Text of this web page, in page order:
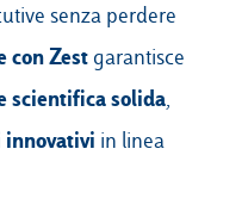
senza perdere
con Zest garantisce
scientifica solida,
in linea